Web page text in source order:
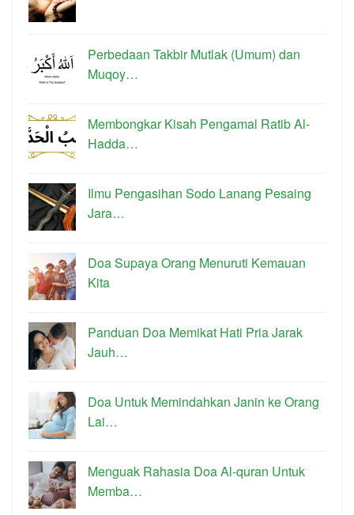
Perbedaan Takbir Mutlak (Umum) dan
Muqoy…
Membongkar Kisah Pengamal Ratib Al-
Hadda…
Ilmu Pengasihan Sodo Lanang Pesaing
Jara…
Doa Supaya Orang Menuruti Kemauan
Kita
Panduan Doa Memikat Hati Pria Jarak
Jauh…
Doa Untuk Memindahkan Janin ke Orang
Lai…
Menguak Rahasia Doa Al-quran Untuk
Memba…